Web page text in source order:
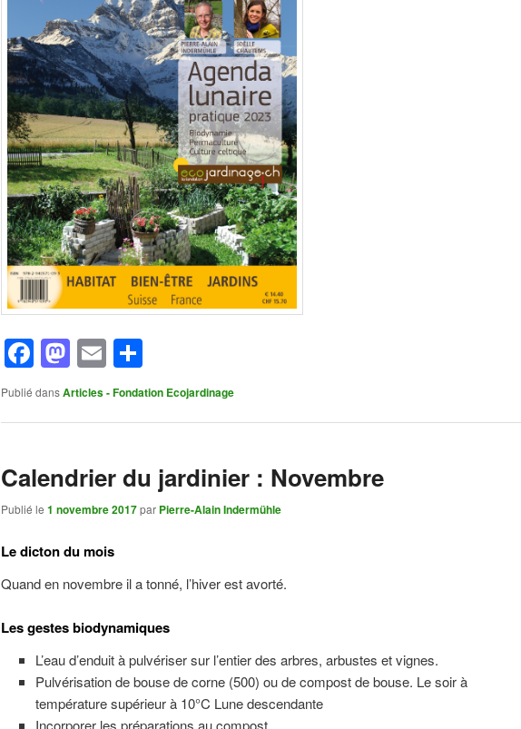
Facebook
Mastodon
Email
Publié dansArticles - Fondation Ecojardinage
Calendrier du jardinier : Novembre
Publié le 1 novembre 2017par Pierre-Alain Indermühle
Le dicton du mois
Quand en novembre il a tonné, l’hiver est avorté.
Les gestes biodynamiques
L’eau d’enduit à pulvériser sur l’entier des arbres, arbustes et vignes.
Pulvérisation de bouse de corne (500) ou de compost de bouse. Le soir à
température supérieur à 10°C Lune descendante